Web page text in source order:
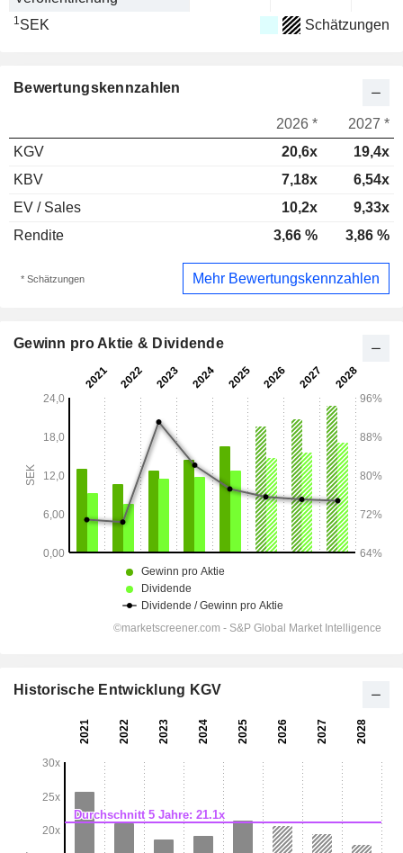
1SEK Schätzungen
Bewertungskennzahlen
2026 *
2027 *
KGV
20,6x
19,4x
KBV
7,18x
6,54x
EV / Sales
10,2x
9,33x
Rendite
3,66 % 3,86 %
* Schätzungen Mehr Bewertungskennzahlen
Gewinn pro Aktie & Dividende
Historische Entwicklung KGV